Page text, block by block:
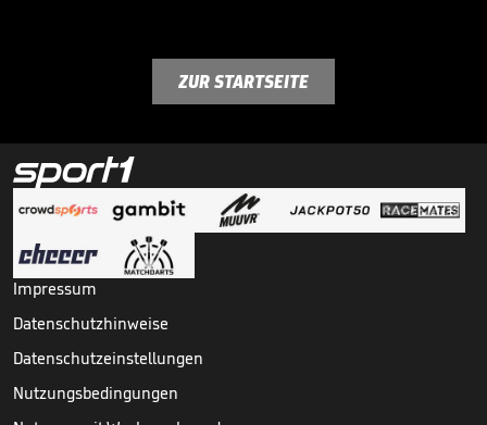
ZUR STARTSEITE
Impressum
Datenschutzhinweise
Datenschutzeinstellungen
Nutzungsbedingungen